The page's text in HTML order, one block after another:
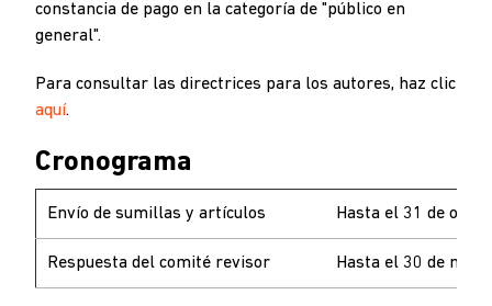
constancia de pago en la categoría de "público en
general".
Para consultar las directrices para los autores, haz clic
aquí.
Cronograma
Envío de sumillas y artículos Hasta el 31 de
Respuesta del comité revisor Hasta el 30 de